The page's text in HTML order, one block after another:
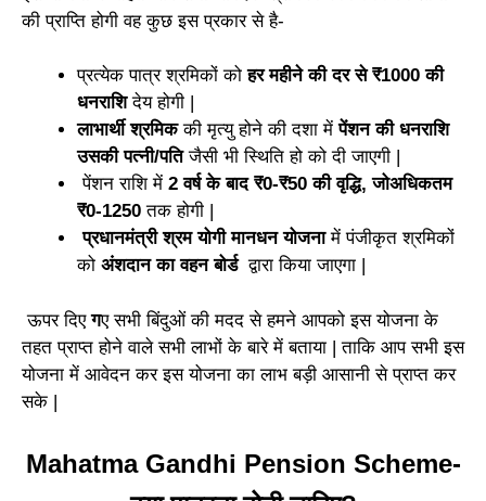
की प्राप्ति होगी वह कुछ इस प्रकार से है-
प्रत्येक पात्र श्रमिकों कोहर महीने की दर से ₹1000 की
धनराशिदेय होगी |
लाभार्थी श्रमिककी मृत्यु होने की दशा मेंपेंशन की धनराशि
उसकी पत्नी/पतिजैसी भी स्थिति हो को दी जाएगी |
पेंशन राशि में 2 वर्ष के बाद ₹0-₹50 की वृद्धि, जोअधिकतम
₹0-1250 तक होगी |
प्रधानमंत्री श्रम योगी मानधन योजनामें पंजीकृत श्रमिकों
को अंशदान का वहन बोर्डद्वारा किया जाएगा |
ऊपर दिएगए सभी बिंदुओं की मदद से हमने आपको इस योजना के
तहत प्राप्त होने वाले सभी लाभों के बारे में बताया | ताकि आप सभी इस
योजना में आवेदन कर इस योजना का लाभ बड़ी आसानी से प्राप्त कर
सके |
Mahatma Gandhi Pension Scheme-